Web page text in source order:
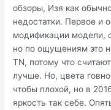
обзоры, Изя как
недостатки. Первое и
модификации модели,
но по ощущениям это
TN, потому что
лучше. Но, цвета
чтобы плохой, но в
яркость так себе.